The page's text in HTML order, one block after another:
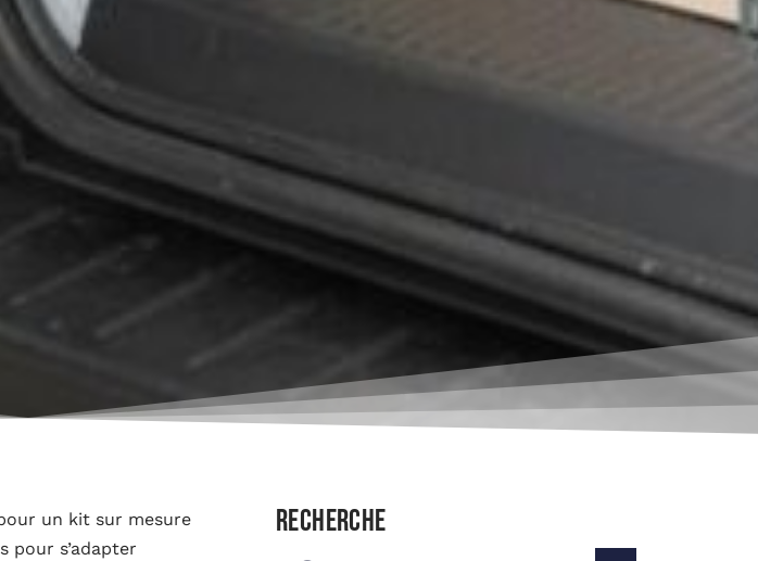
un kit sur mesure
pour s’adapter
Recherche